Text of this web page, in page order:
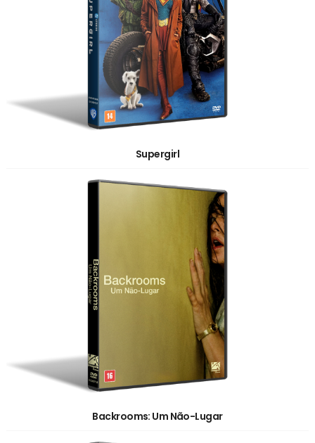
Supergirl
Backrooms: Um Não-Lugar